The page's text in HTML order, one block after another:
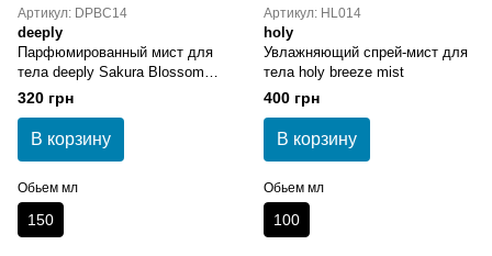
Артикул: DPBC14
deeply
Парфюмированный мист для
тела deeply Sakura Blossom
Perfumed Body Mist
320 грн
В корзину
Обьем мл
150
Артикул: HL014
holy
Увлажняющий спрей-мист для
тела holy breeze mist
400 грн
В корзину
Обьем мл
100